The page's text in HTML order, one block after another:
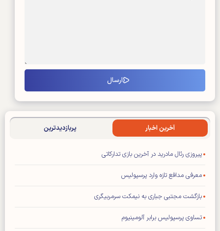
آخرین اخبار پربازدیدترین
پیروزی رئال مادرید در آخرین بازی تدارکاتی
معرفی مدافع تازه وارد پرسپولیس
بازگشت مجتبی جباری به نیمکت سرمربیگری
تساوی پرسپولیس برابر آلومینیوم